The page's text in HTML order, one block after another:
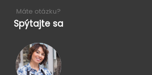
Máte otázku?
Spýtajte sa